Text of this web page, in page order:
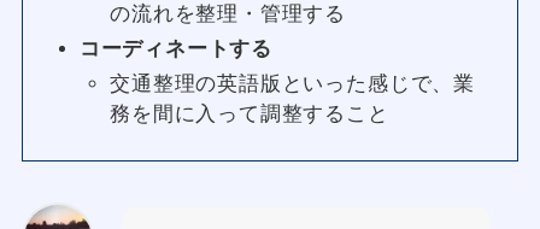
の流れを整理・管理する
コーディネートする
交通整理の英語版といった感じで、業
務を間に入って調整すること